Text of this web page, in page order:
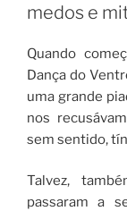
medos e
Quando
Dança do
uma grande
nos
sem sentido,
Talvez,
passaram a